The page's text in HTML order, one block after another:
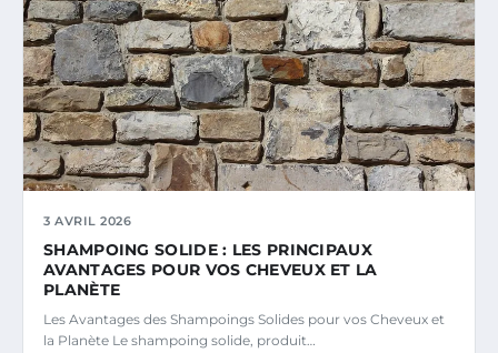
3 AVRIL 2026
SHAMPOING SOLIDE : LES PRINCIPAUX
AVANTAGES POUR VOS CHEVEUX ET LA
PLANÈTE
Les Avantages des Shampoings Solides pour vos Cheveux et
la Planète Le shampoing solide, produit…